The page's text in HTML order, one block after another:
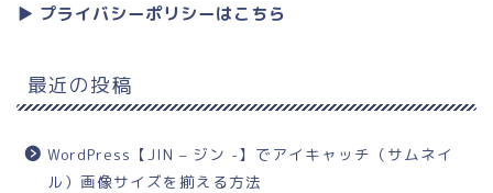
▶︎ プライバシーポリシーはこちら
最近の投稿
WordPress【JIN – ジン -】でアイキャッチ（サムネイ
ル）画像サイズを揃える方法